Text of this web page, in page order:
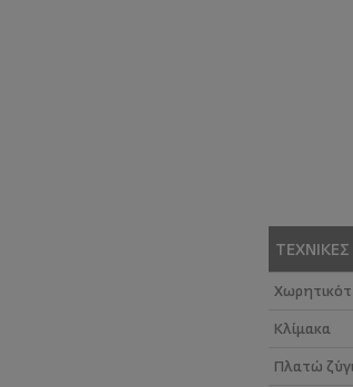
Κλίμακα
Πλατώ